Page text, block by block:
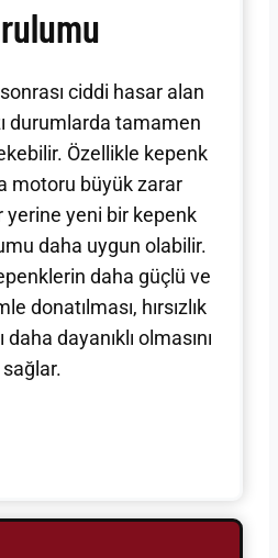
sonrası ciddi hasar alan
durumlarda tamamen
Özellikle kepenk
motoru büyük zarar
yerine yeni bir kepenk
daha uygun olabilir.
daha güçlü ve
donatılması, hırsızlık
dayanıklı olmasını
sağlar.